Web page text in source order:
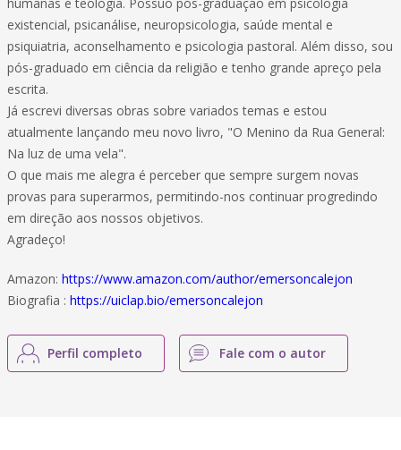
existencial, psicanálise, neuropsicologia, saúde mental e
psiquiatria, aconselhamento e psicologia pastoral. Além disso, sou
pós-graduado em ciência da religião e tenho grande apreço pela
escrita.
Já escrevi diversas obras sobre variados temas e estou
atualmente lançando meu novo livro, "O Menino da Rua General:
Na luz de uma vela".
O que mais me alegra é perceber que sempre surgem novas
provas para superarmos, permitindo-nos continuar progredindo
em direção aos nossos objetivos.
Agradeço!
Amazon: https://www.amazon.com/author/emersoncalejon
Biografia : https://uiclap.bio/emersoncalejon
Perfil completo Fale com o autor